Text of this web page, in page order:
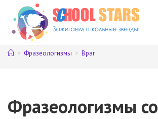
Перейти
содержимому
> Фразеологизмы > Враг
Фразеологизмы со